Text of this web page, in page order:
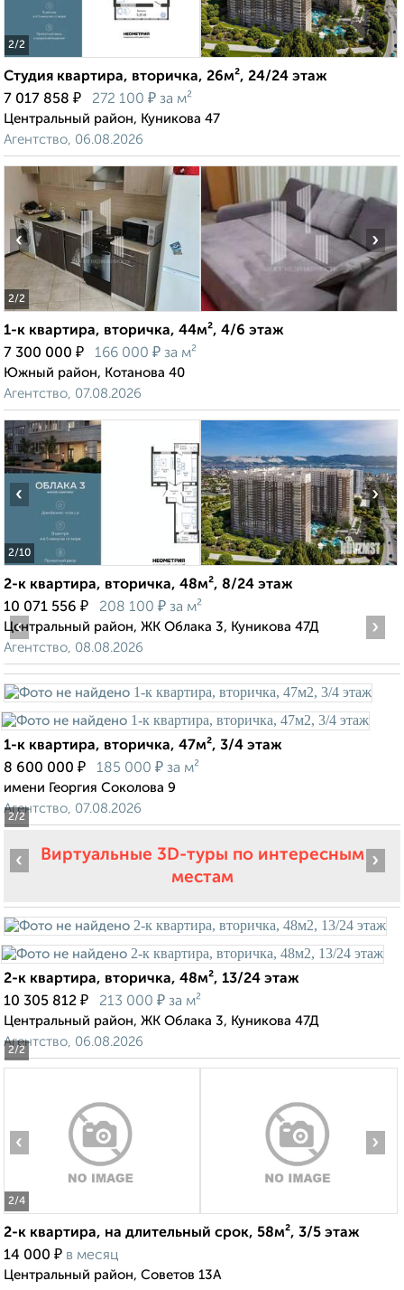
2/2
Студия квартира, вторичка, 26м², 24/24 этаж
7 017 858 ₽ 272 100 ₽ за м²
Центральный район, Куникова 47
Агентство, 06.08.2026
2/2
‹ ›
1-к квартира, вторичка, 44м², 4/6 этаж
7 300 000 ₽ 166 000 ₽ за м²
Южный район, Котанова 40
Агентство, 07.08.2026
2/10
‹ ›
2-к квартира, вторичка, 48м², 8/24 этаж
10 071 556 ₽ 208 100 ₽ за м²
Центральный район, ЖК Облака 3, Куникова 47Д
Агентство, 08.08.2026
2/2
‹ ›
1-к квартира, вторичка, 47м², 3/4 этаж
8 600 000 ₽ 185 000 ₽ за м²
имени Георгия Соколова 9
Агентство, 07.08.2026
Виртуальные 3D-туры по интересным
местам
2/2
‹ ›
2-к квартира, вторичка, 48м², 13/24 этаж
10 305 812 ₽ 213 000 ₽ за м²
Центральный район, ЖК Облака 3, Куникова 47Д
Агентство, 06.08.2026
2/4
‹ ›
2-к квартира, на длительный срок, 58м², 3/5 этаж
14 000 ₽ в месяц
Центральный район, Советов 13А